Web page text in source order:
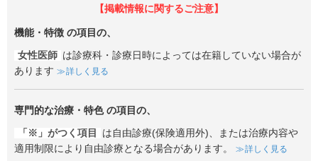
【掲載情報に関するご注意】
機能・特徴 の項目の、
女性医師 は診療科・診療日時によっては在籍していない場合が
あります
詳しく見る
専門的な治療・特色の項目の、
「※」がつく項目
は自由診療(保険適用外)、または治療内容や
適用制限により自由診療となる場合があります。
詳しく見る